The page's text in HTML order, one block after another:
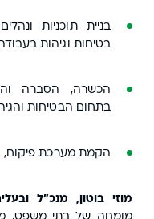
בניית תוכניות
בטיחות וגיהות
הכשרה, הסברה
בתחום הבטיחות
הקמת מערכת פיקוח,
מוזי בוטון, מנכ"ל